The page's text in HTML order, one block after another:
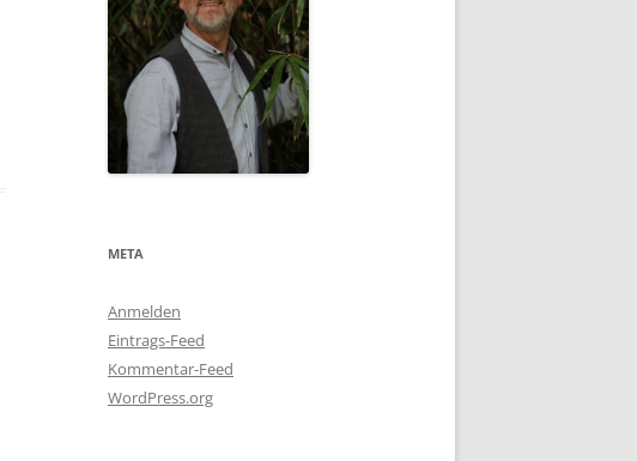
META
Anmelden
Eintrags-Feed
Kommentar-Feed
WordPress.org